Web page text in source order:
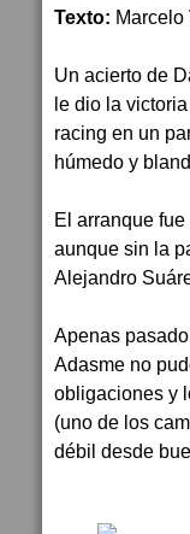
Texto: Marcelo
Un acierto de
le dio la
racing en un
húmedo y
El arranque
aunque sin la
Alejandro
Apenas
Adasme no
obligaciones y
(uno de los
débil desde